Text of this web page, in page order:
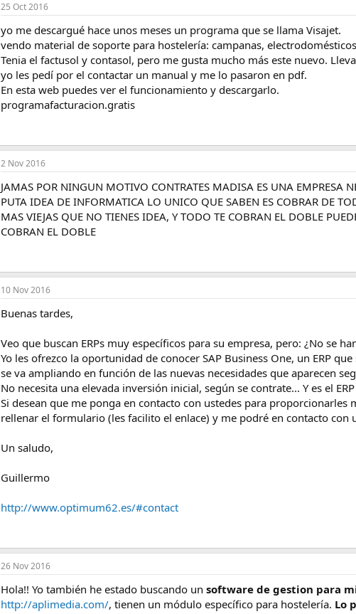
25 Oct 2016
yo me descargué hace unos meses un programa que se llama Visajet.
vendo material de soporte para hostelería: campanas,
Tenia el factusol y contasol, pero me gusta mucho más este nuevo.
yo les pedí por el contactar un manual y me lo pasaron en pdf.
En esta web puedes ver el funcionamiento y descargarlo.
programafacturacion.gratis
2 Nov 2016
JAMAS POR NINGUN MOTIVO CONTRATES MADISA ES UNA EMPRESA
PUTA IDEA DE INFORMATICA LO UNICO QUE SABEN ES COBRAR DE
MAS VIEJAS QUE NO TIENES IDEA, Y TODO TE COBRAN EL DOBLE
COBRAN EL DOBLE
10 Nov 2016
Buenas tardes,
Veo que buscan ERPs muy específicos para su empresa, pero: ¿No se
Yo les ofrezco la oportunidad de conocer SAP Business One, un ERP
se va ampliando en función de las nuevas necesidades que aparecen
No necesita una elevada inversión inicial, según se contrate... Y es el
Si desean que me ponga en contacto con ustedes para
rellenar el formulario (les facilito el enlace) y me podré en contacto con
Un saludo,
Guillermo
http://www.optimum62.es/#contact
26 Nov 2016
Hola!! Yo también he estado buscando un software de gestion para
http://aplimedia.com/, tienen un módulo específico para hostelería. Lo